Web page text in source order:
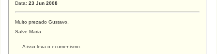
Data:23 Jun 2008
Muito prezado Gustavo,
Salve Maria.
A isso leva o ecumenismo.